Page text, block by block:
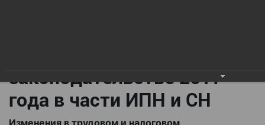
законодательстве 2017
года в части ИПН и СН
Изменения в трудовом и налоговом